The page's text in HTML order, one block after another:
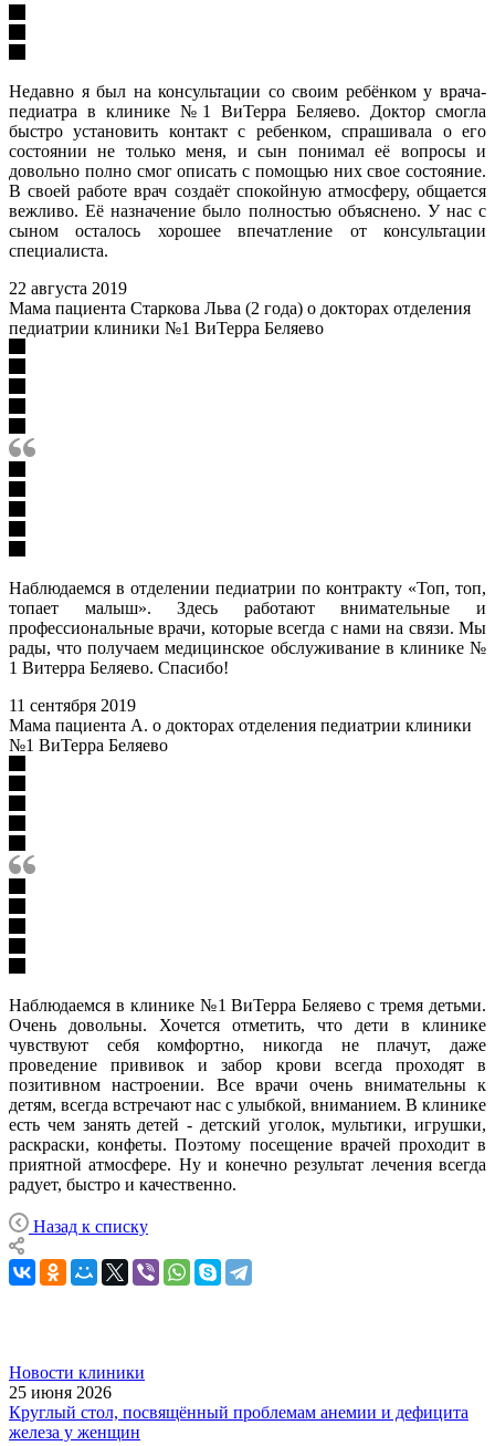
Недавно я был на консультации со своим ребёнком у врача-
педиатра в клинике №1 ВиТерра Беляево. Доктор смогла
быстро установить контакт с ребенком, спрашивала о его
состоянии не только меня, и сын понимал её вопросы и
довольно полно смог описать с помощью них свое состояние.
В своей работе врач создаёт спокойную атмосферу, общается
вежливо. Её назначение было полностью объяснено. У нас с
сыном осталось хорошее впечатление от консультации
специалиста.
22 августа 2019
Мама пациента Старкова Льва (2 года) о докторах отделения
педиатрии клиники №1 ВиТерра Беляево
Наблюдаемся в отделении педиатрии по контракту «Топ, топ,
топает малыш». Здесь работают внимательные и
профессиональные врачи, которые всегда с нами на связи. Мы
рады, что получаем медицинское обслуживание в клинике №
1 Витерра Беляево. Спасибо!
11 сентября 2019
Мама пациента А. о докторах отделения педиатрии клиники
№1 ВиТерра Беляево
Наблюдаемся в клинике №1 ВиТерра Беляево с тремя детьми.
Очень довольны. Хочется отметить, что дети в клинике
чувствуют себя комфортно, никогда не плачут, даже
проведение прививок и забор крови всегда проходят в
позитивном настроении. Все врачи очень внимательны к
детям, всегда встречают нас с улыбкой, вниманием. В клинике
есть чем занять детей - детский уголок, мультики, игрушки,
раскраски, конфеты. Поэтому посещение врачей проходит в
приятной атмосфере. Ну и конечно результат лечения всегда
радует, быстро и качественно.
Назад к списку
Новости клиники
25 июня 2026
Круглый стол, посвящённый проблемам анемии и дефицита
железа у женщин